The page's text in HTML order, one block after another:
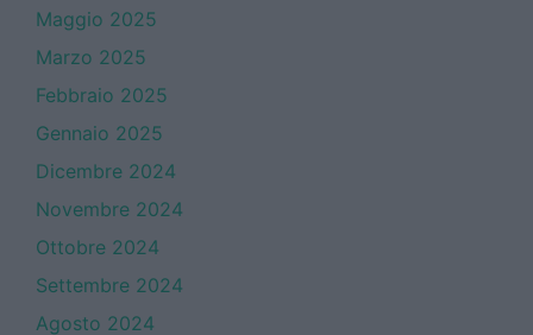
Maggio 2025
Marzo 2025
Febbraio 2025
Gennaio 2025
Dicembre 2024
Novembre 2024
Ottobre 2024
Settembre 2024
Agosto 2024